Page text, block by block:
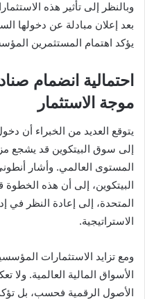
يؤكد اهتمام المستثمرين
احتمالية انضمام
موجة الاستثمار
يتوقع العديد من الخبراء أن
إلى سوق البيتكوين قد يشجع
المستوى العالمي. وأشار
البيتكوين، إلى أن هذه الخطوة
المتحدة، إلى إعادة النظر في
الاستراتيجية.
ومع تزايد الاستثمارات
الأسواق المالية العالمية.
الأصول الرقمية فحسب، بل